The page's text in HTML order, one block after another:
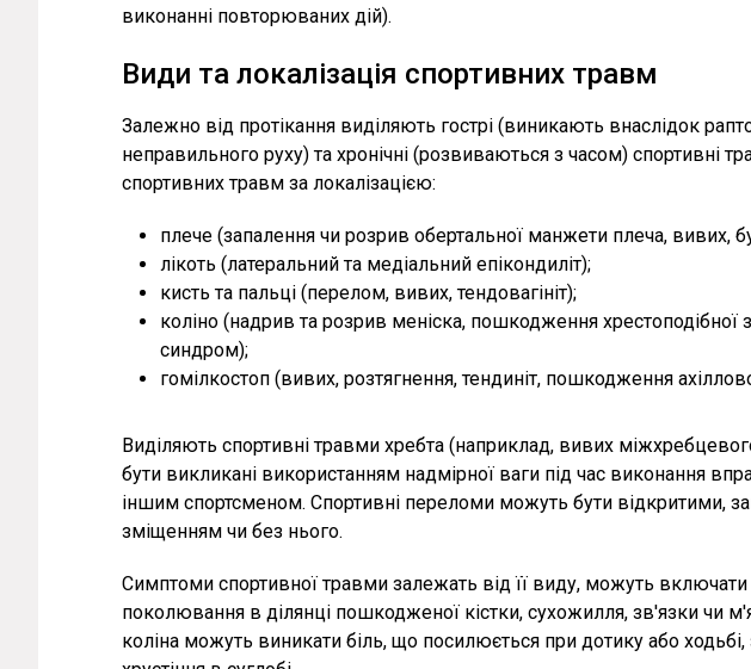
виконанні повторюваних дій).
Види та локалізація спортивних травм
Залежно від протікання виділяють гострі (виникають внаслідок
неправильного руху) та хронічні (розвиваються з часом) спортивні
спортивних травм за локалізацією:
плече (запалення чи розрив обертальної манжети плеча, вивих,
лікоть (латеральний та медіальний епікондиліт);
кисть та пальці (перелом, вивих, тендовагініт);
коліно (надрив та розрив меніска, пошкодження
синдром);
гомілкостоп (вивих, розтягнення, тендиніт, пошкодження
Виділяють спортивні травми хребта (наприклад, вивих
бути викликані використанням надмірної ваги під час виконання
іншим спортсменом. Спортивні переломи можуть бути відкритими,
зміщенням чи без нього.
Симптоми спортивної травми залежать від її виду, можуть включати
поколювання в ділянці пошкодженої кістки, сухожилля, зв'язки чи
коліна можуть виникати біль, що посилюється при дотику або ходьбі,